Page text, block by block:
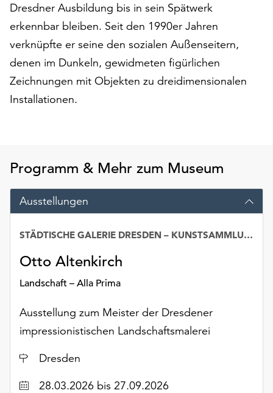
Einverständnis
jederzeit
ändern
und
widerrufen.
Dafür
steht
Seite
Schaltfläche
„Cookie-
zur
Funktionale
Cookies
auch
Ihr
Einverständnis
weiterhin
ausgeführt.
Dresdner Ausbildung bis in sein Spätwerk
erkennbar bleiben. Seit den 1990er Jahren
verknüpfte er seine den sozialen Außenseitern,
denen im Dunkeln, gewidmeten figürlichen
Zeichnungen mit Objekten zu dreidimensionalen
Installationen.
Programm & Mehr zum Museum
Ausstellungen
Otto Altenkirch
Landschaft – Alla Prima
STÄDTISCHE GALERIE DRESDEN – KUNSTSAMMLUNG
Ausstellung zum Meister der Dresdener
impressionistischen Landschaftsmalerei
Ort
Dresden
Datum28.03.2026 bis 27.09.2026